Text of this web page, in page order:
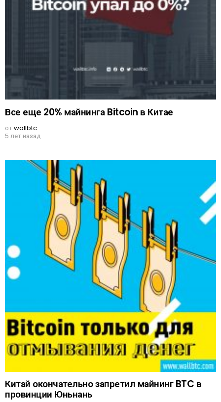
Все еще 20% майнинга Bitcoin в Китае
отwallbtc
5 лет назад
Китай окончательно запретил майнинг BTC в
провинции Юньнань